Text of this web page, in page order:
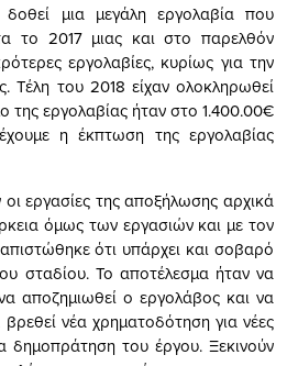
δοθεί μια μεγάλη εργολαβία που
το 2017 μιας και στο παρελθόν
εργολαβίες, κυρίως για την
Τέλη του 2018 είχαν ολοκληρωθεί
της εργολαβίας ήταν στο 1.400.00€
η έκπτωση της εργολαβίας
εργασίες της αποξήλωσης αρχικά
όμως των εργασιών και με τον
ότι υπάρχει και σοβαρό
σταδίου. Το αποτέλεσμα ήταν να
αποζημιωθεί ο εργολάβος και να
βρεθεί νέα χρηματοδότηση για νέες
δημοπράτηση του έργου. Ξεκινούν